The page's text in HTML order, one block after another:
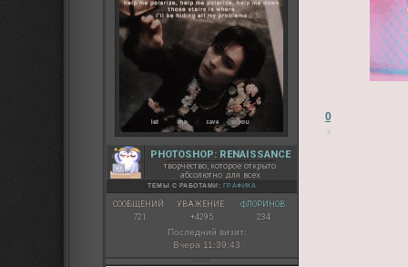
PHOTOSHOP: RENAISSANCE
творчество, которое открыто
абсолютно для всех
ТЕМЫ С РАБОТАМИ: ГРАФИКА
СООБЩЕНИЙ:
721
УВАЖЕНИЕ:
+4295
ФЛОРИНОВ:
234
Последний визит:
Вчера 11:39:43
0